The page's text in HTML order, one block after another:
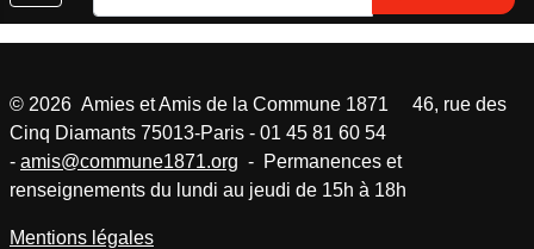
© 2026 Amies et Amis de la Commune 1871 46, rue des
Cinq Diamants 75013-Paris - 01 45 81 60 54
- amis@commune1871.org - Permanences et
renseignements du lundi au jeudi de 15h à 18h
Mentions légales